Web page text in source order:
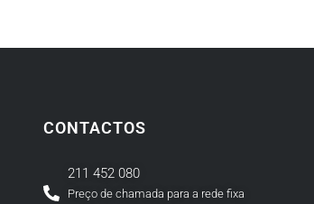
CONTACTOS
211 452 080
Preço de chamada para a rede fixa